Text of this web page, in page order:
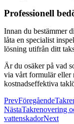
Professionell
Innan du bestämmer
låta en specialist
lösning utifrån ditt
Är du osäker på vad
via vårt formulär eller
kostnadseffektiva
PrevFöregående
NästaTakrenovering
vattenskadorNext